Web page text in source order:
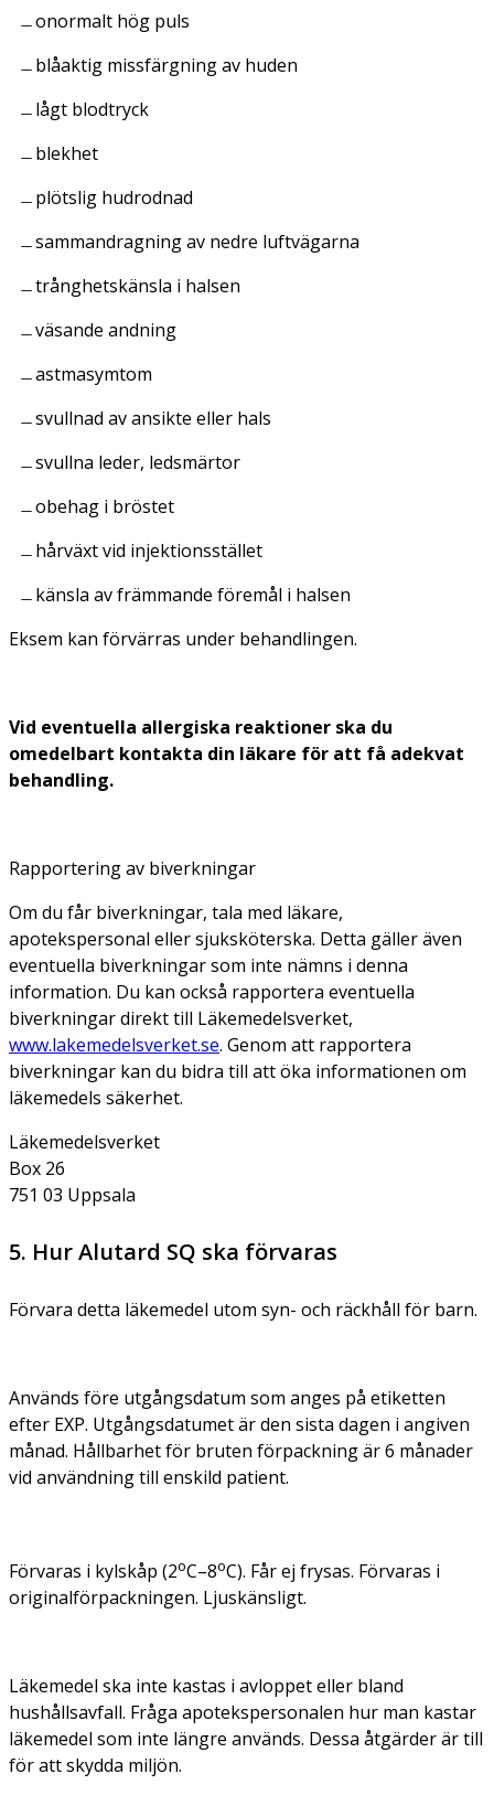
onormalt hög puls
blåaktig missfärgning av huden
lågt blodtryck
blekhet
plötslig hudrodnad
sammandragning av nedre luftvägarna
trånghetskänsla i halsen
väsande andning
astmasymtom
svullnad av ansikte eller hals
svullna leder, ledsmärtor
obehag i bröstet
hårväxt vid injektionsstället
känsla av främmande föremål i halsen
Eksem kan förvärras under behandlingen.
Vid eventuella allergiska reaktioner ska du
omedelbart kontakta din läkare för att få adekvat
behandling.
Rapportering av biverkningar
Om du får biverkningar, tala med läkare,
apotekspersonal eller sjuksköterska. Detta gäller även
eventuella biverkningar som inte nämns i denna
information. Du kan också rapportera eventuella
biverkningar direkt till Läkemedelsverket,
www.lakemedelsverket.se. Genom att rapportera
biverkningar kan du bidra till att öka informationen om
läkemedels säkerhet.
Läkemedelsverket
Box 26
751 03 Uppsala
5. Hur Alutard SQ ska förvaras
Förvara detta läkemedel utom syn- och räckhåll för barn.
Används före utgångsdatum som anges på etiketten
efter EXP. Utgångsdatumet är den sista dagen i angiven
månad. Hållbarhet för bruten förpackning är 6 månader
vid användning till enskild patient.
Förvaras i kylskåp (2oC–8oC). Får ej frysas. Förvaras i
originalförpackningen. Ljuskänsligt.
Läkemedel ska inte kastas i avloppet eller bland
hushållsavfall. Fråga apotekspersonalen hur man kastar
läkemedel som inte längre används. Dessa åtgärder är till
för att skydda miljön.